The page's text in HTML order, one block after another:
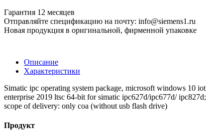
Гарантия 12 месяцев
Отправляйте спецификацию на почту: info@siemens1.ru
Новая продукция в оригинальной, фирменной упаковке
Описание
Характеристики
Simatic ipc operating system package, microsoft windows 10 iot
enterprise 2019 ltsc 64-bit for simatic ipc627d/ipc677d/ ipc827d;
scope of delivery: only coa (without usb flash drive)
Продукт